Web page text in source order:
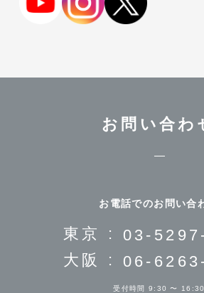
お問い合わ
お電話でのお問い合
東京 : 03-
大阪 : 06-
受付時間 9:30 〜 16:30